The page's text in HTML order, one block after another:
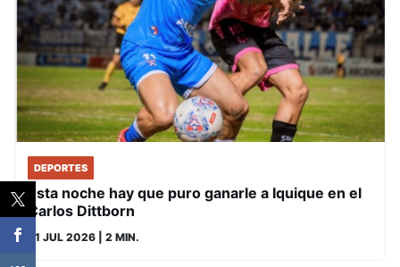
DEPORTES
Esta noche hay que puro ganarle a Iquique en el
Carlos Dittborn
31 JUL 2026 | 2 MIN.